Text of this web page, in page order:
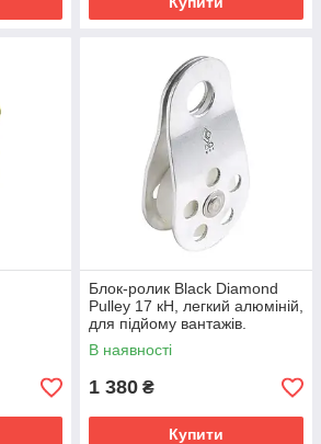
Блок-ролик Black Diamond
Pulley 17 кН, легкий алюміній,
для підйому вантажів.
В наявності
1 380 ₴
Купити